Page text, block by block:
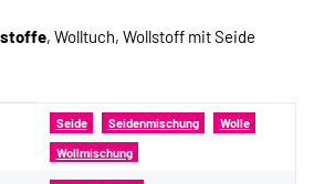
, Wolltuch, Wollstoff mit Seide
Seide Seidenmischung Wolle
Wollmischung